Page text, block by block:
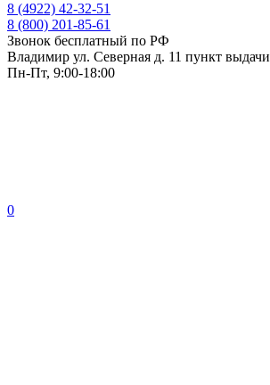
8 (4922) 42-32-51
8 (800) 201-85-61
Звонок бесплатный по РФ
Владимир ул. Северная д. 11 пункт выдачи
Пн-Пт, 9:00-18:00
0